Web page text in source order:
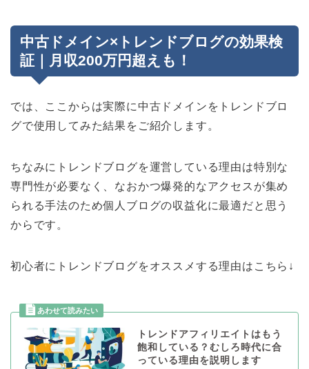
中古ドメイン×トレンドブログの効果検
証｜月収200万円超えも！
では、ここからは実際に中古ドメインをトレンドブロ
グで使用してみた結果をご紹介します。
ちなみにトレンドブログを運営している理由は特別な
専門性が必要なく、なおかつ爆発的なアクセスが集め
られる手法のため個人ブログの収益化に最適だと思う
からです。
初心者にトレンドブログをオススメする理由はこちら↓
トレンドアフィリエイトはもう
飽和している？むしろ時代に合
っている理由を説明します